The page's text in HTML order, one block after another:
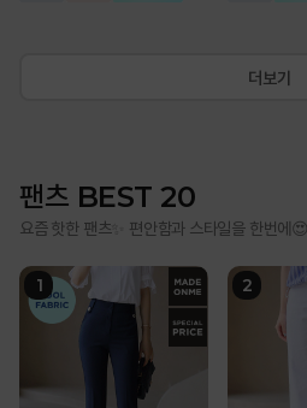
더보기
팬츠 BEST 20
요즘 핫한 팬츠✨ 편안함과 스타일을 한번에😍